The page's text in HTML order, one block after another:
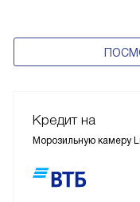
Кредит на
Морозильную камеру